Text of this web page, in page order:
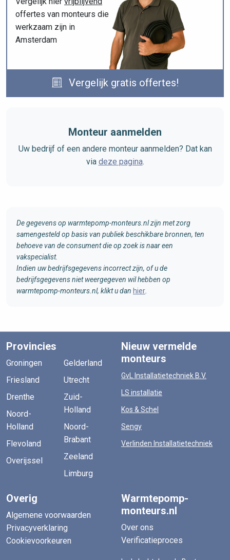
offertes van monteurs die
werkzaam zijn in
Amsterdam
Vergelijk gratis offertes!
Monteur aanmelden
Uw bedrijf of een andere monteur aanmelden? Dat kan
via deze pagina.
De gegevens op warmtepomp-monteurs.nl zijn met zorg
samengesteld op basis van publiek beschikbare bronnen, ten
behoeve van de consument die op zoek is naar een
vakspecialist.
Indien uw bedrijfsgegevens incorrect zijn, of u de
bedrijfsgegevens niet weergegeven wil hebben op
warmtepomp-monteurs.nl, klikt u dan hier
Provincies
Groningen
Friesland
Drenthe
Noord-
Holland
Flevoland
Overijssel
Gelderland
Utrecht
Zuid-
Holland
Noord-
Brabant
Zeeland
Limburg
Nieuw vermelde
monteurs
GvL Installatietechniek B.V.
LS installatie
Kos & Schel
Sengy
Verlinden Installatietechniek
Overig
Algemene voorwaarden
Privacyverklaring
Cookievoorkeuren
Warmtepomp-
monteurs.nl
Over ons
Verificatieproces